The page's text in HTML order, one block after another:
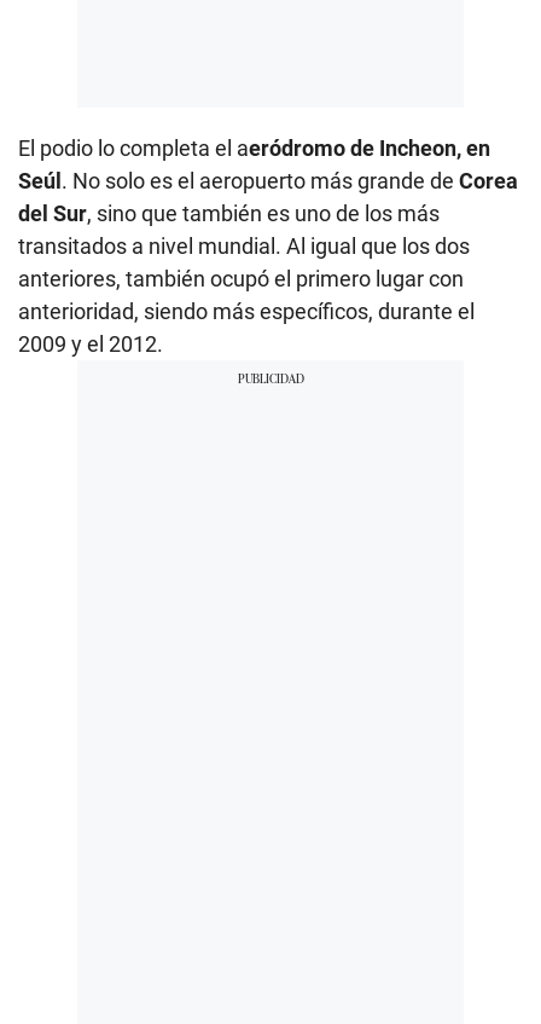
El podio lo completa el aeródromo de Incheon, en
Seúl. No solo es el aeropuerto más grande de Corea
del Sur, sino que también es uno de los más
transitados a nivel mundial. Al igual que los dos
anteriores, también ocupó el primero lugar con
anterioridad, siendo más específicos, durante el
2009 y el 2012.